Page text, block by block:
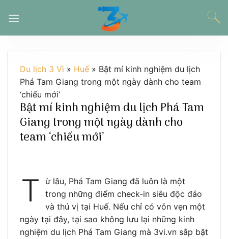
đến
Du lịch 3 Vì » Huế» Bật mí kinh nghiệm du lịch
Phá Tam Giang trong một ngày dành cho team
‘chiếu mới’
Bật mí kinh nghiệm du lịch Phá Tam
Giang trong một ngày dành cho
team ‘chiếu mới’
T
ừ lâu, Phá Tam Giang đã luôn là một
trong những điểm check-in siêu độc đáo
và thú vị tại Huế. Nếu chỉ có vỏn vẹn một
ngày tại đây, tại sao không lưu lại những kinh
nghiệm du lịch Phá Tam Giang mà 3vi.vn sắp bật